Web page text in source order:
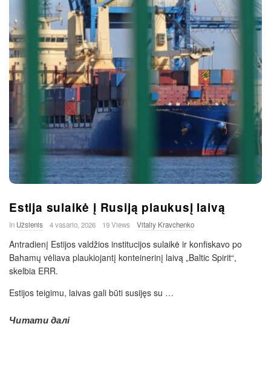
Estija sulaikė į Rusiją plaukusį laivą
In Užsienis 4 vasario, 2026 19 Views Vitaliy Kravchenko
Antradienį Estijos valdžios institucijos sulaikė ir konfiskavo po
Bahamų vėliava plaukiojantį konteinerinį laivą „Baltic Spirit“,
skelbia ERR.
Estijos teigimu, laivas gali būti susijęs su …
Читати далі